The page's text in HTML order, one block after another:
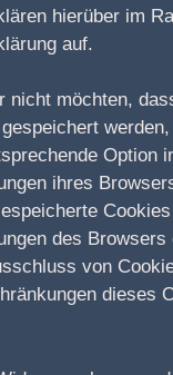
hierüber im
auf.
nicht möchten,
Option
ihres
des Browsers
von
dieses